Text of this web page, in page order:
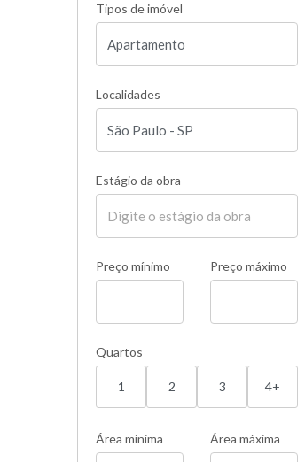
Tipos de imóvel
Localidades
Estágio da obra
Preço mínimo Preço máximo
Quartos
1 2 3 4+
Área mínima Área máxima